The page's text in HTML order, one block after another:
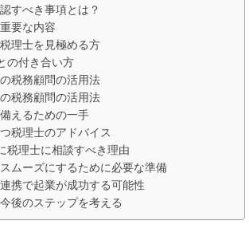
すべき事項とは？
要な内容
理士を見極める方
の付き合い方
税務顧問の活用法
税務顧問の活用法
えるための一手
税理士のアドバイス
税理士に相談すべき理由
ムーズにするために必要な準備
携で起業が成功する可能性
後のステップを考える